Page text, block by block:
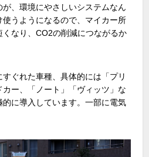
、環境にやさしいシステムなん
うようになるので、マイカー所
なり、CO2の削減につながるか
ぐれた車種、具体的には「プリ
ー、「ノート」「ヴィッツ」な
に導入しています。一部に電気